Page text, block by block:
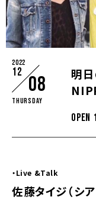
2022
12
08
Thursday
明
・Live &Talk
佐藤タイジ（シ